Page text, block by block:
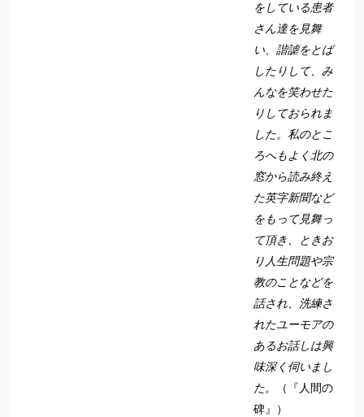
をしている患者
さん達を見舞
い、諧謔をとば
したりして、み
んなを笑わせた
りしておられま
した。私のとこ
ろへもよく北の
窓から読み終え
た英字新聞など
をもって見舞っ
て頂き、ときお
り人生問題や宗
教のことなどを
話され、洗練さ
れたユーモアの
あるお話しは興
味深く伺いまし
た。
（『人間の
碑』）